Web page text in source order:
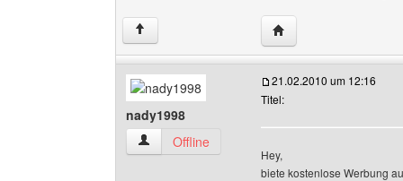
↑ Website dieses
nady1998
nady1998 Benutzer-Profile anzeigen
Offline
21.02.2010 um 12:16
Titel:
Hey,
biete kostenlose Werbung